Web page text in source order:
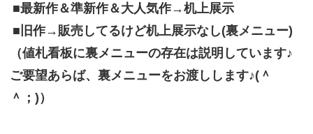
■最新作＆準新作＆大人気作→机上展示
■旧作→販売してるけど机上展示なし(裏メニュー)
（値札看板に裏メニューの存在は説明しています♪
ご要望あらば、裏メニューをお渡しします♪(＾
＾；)）